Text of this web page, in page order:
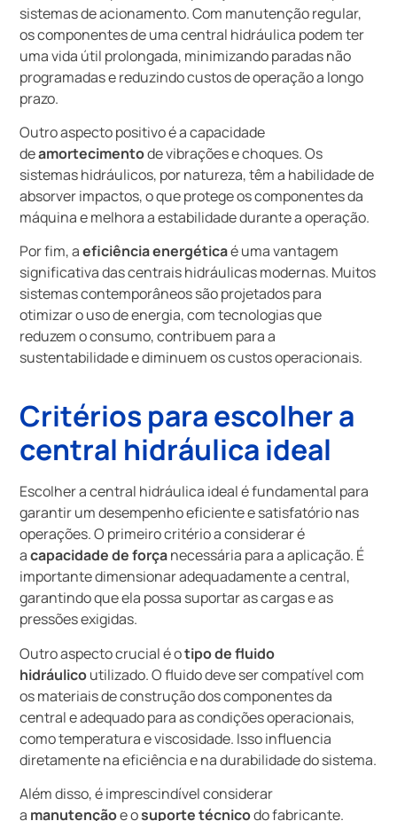
sistemas de acionamento. Com manutenção regular,
os componentes de uma central hidráulica podem ter
uma vida útil prolongada, minimizando paradas não
programadas e reduzindo custos de operação a longo
prazo.
Outro aspecto positivo é a capacidade
deamortecimentode vibrações e choques. Os
sistemas hidráulicos, por natureza, têm a habilidade de
absorver impactos, o que protege os componentes da
máquina e melhora a estabilidade durante a operação.
Por fim, aeficiência energéticaé uma vantagem
significativa das centrais hidráulicas modernas. Muitos
sistemas contemporâneos são projetados para
otimizar o uso de energia, com tecnologias que
reduzem o consumo, contribuem para a
sustentabilidade e diminuem os custos operacionais.
Critérios para escolher a
central hidráulica ideal
Escolher a central hidráulica ideal é fundamental para
garantir um desempenho eficiente e satisfatório nas
operações. O primeiro critério a considerar é
acapacidade de forçanecessária para a aplicação. É
importante dimensionar adequadamente a central,
garantindo que ela possa suportar as cargas e as
pressões exigidas.
Outro aspecto crucial é otipo de fluido
hidráulicoutilizado. O fluido deve ser compatível com
os materiais de construção dos componentes da
central e adequado para as condições operacionais,
como temperatura e viscosidade. Isso influencia
diretamente na eficiência e na durabilidade do sistema.
Além disso, é imprescindível considerar
a manutençãoe osuporte técnicodo fabricante.